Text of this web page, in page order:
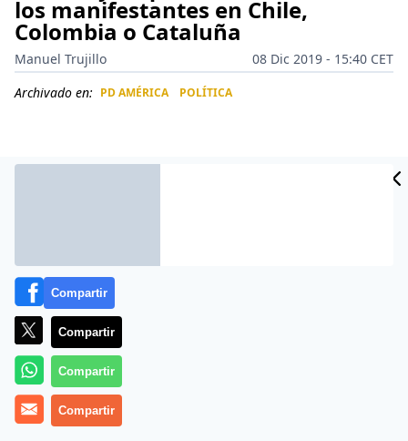
los manifestantes en Chile,
Colombia o Cataluña
Manuel Trujillo
08 Dic 2019 - 15:40 CET
Archivado en: PD AMÉRICA POLÍTICA
Más información
Compartir
Compartir
Compartir
Compartir